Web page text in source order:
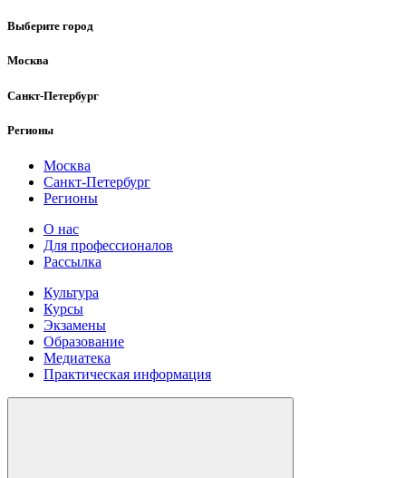
Выберите город
Москва
Санкт-Петербург
Регионы
Москва
Санкт-Петербург
Регионы
О нас
Для профессионалов
Рассылка
Культура
Курсы
Экзамены
Образование
Медиатека
Практическая информация